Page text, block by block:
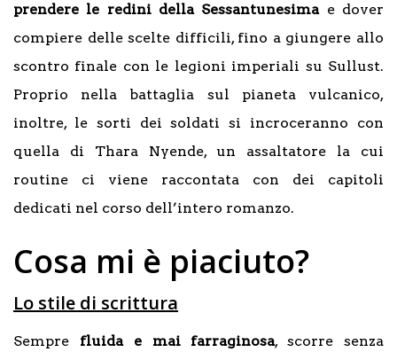
prendere le redini della Sessantunesimae dover
compiere delle scelte difficili, fino a giungere allo
scontro finale con le legioni imperiali su Sullust.
Proprio nella battaglia sul pianeta vulcanico,
inoltre, le sorti dei soldati si incroceranno con
quella di Thara Nyende, un assaltatore la cui
routine ci viene raccontata con dei capitoli
dedicati nel corso dell’intero romanzo.
Cosa mi è piaciuto?
Lo stile di scrittura
Sempre fluida e mai farraginosa, scorre senza